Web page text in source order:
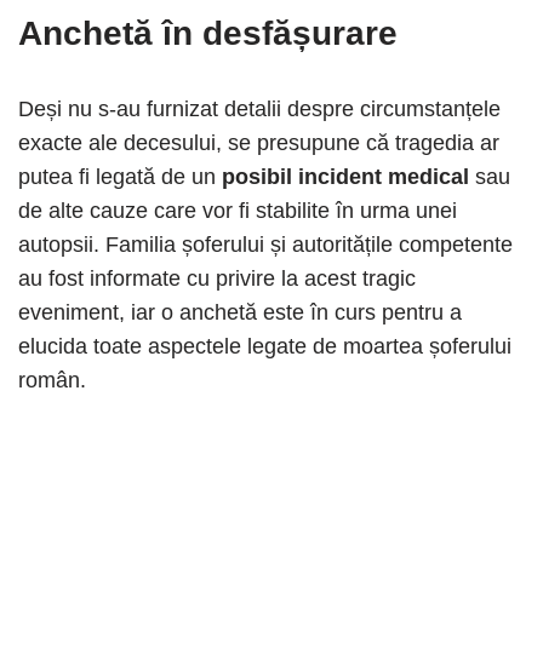
Anchetă în desfășurare
Deși nu s-au furnizat detalii despre circumstanțele
exacte ale decesului, se presupune că tragedia ar
putea fi legată de un posibil incident medical sau
de alte cauze care vor fi stabilite în urma unei
autopsii. Familia șoferului și autoritățile competente
au fost informate cu privire la acest tragic
eveniment, iar o anchetă este în curs pentru a
elucida toate aspectele legate de moartea șoferului
român.